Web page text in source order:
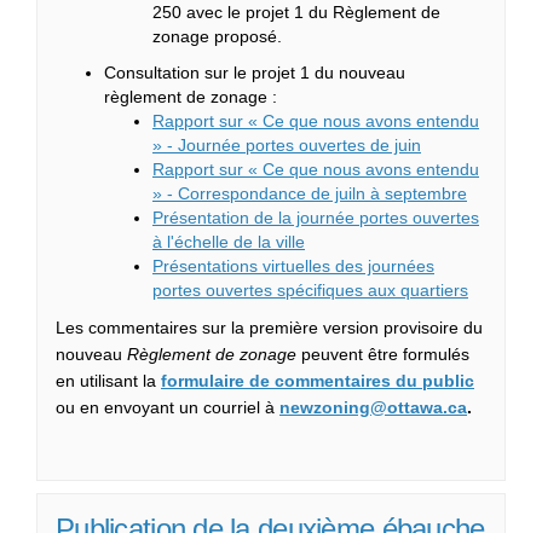
250 avec le projet 1 du Règlement de
zonage proposé.
Consultation sur le projet 1 du nouveau
règlement de zonage :
Rapport sur « Ce que nous avons entendu
» - Journée portes ouvertes de juin
Rapport sur « Ce que nous avons entendu
» - Correspondance de juiln à septembre
Présentation de la journée portes ouvertes
à l'échelle de la ville
Présentations virtuelles des journées
portes ouvertes spécifiques aux quartiers
Les commentaires sur la première version provisoire du
nouveau Règlement de zonage peuvent être formulés
en utilisant la formulaire de commentaires du public(Liens
ou en envoyant un courriel à newzoning@ottawa.ca.